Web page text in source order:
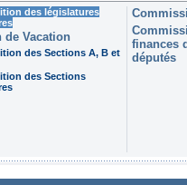
des législatures
de Vacation
des Sections A, B et
des Sections
finances
députés